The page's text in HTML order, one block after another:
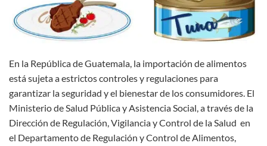
En la República de Guatemala, la importación de alimentos
está sujeta a estrictos controles y regulaciones para
garantizar la seguridad y el bienestar de los consumidores. El
Ministerio de Salud Pública y Asistencia Social, a través de la
Dirección de Regulación, Vigilancia y Control de la Salud en
el Departamento de Regulación y Control de Alimentos,